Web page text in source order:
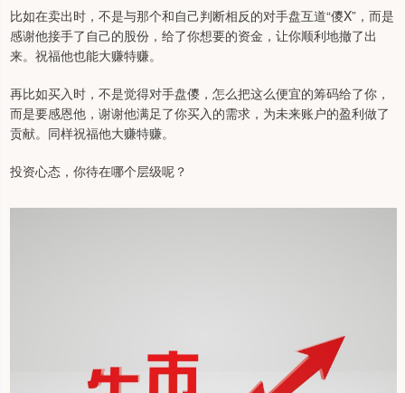
比如在卖出时，不是与那个和自己判断相反的对手盘互道“儍X”，而是
感谢他接手了自己的股份，给了你想要的资金，让你顺利地撤了出
来。祝福他也能大赚特赚。
再比如买入时，不是觉得对手盘儍，怎么把这么便宜的筹码给了你，
而是要感恩他，谢谢他满足了你买入的需求，为未来账户的盈利做了
贡献。同样祝福他大赚特赚。
投资心态，你待在哪个层级呢？